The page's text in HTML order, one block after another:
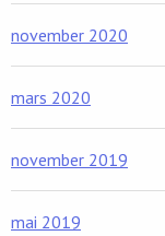
november 2020
mars 2020
november 2019
mai 2019